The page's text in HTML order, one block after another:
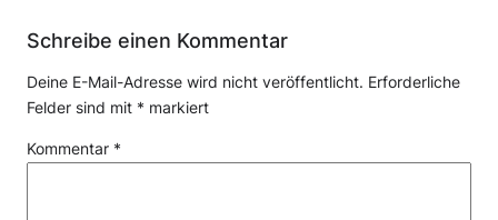
Schreibe einen Kommentar
Deine E-Mail-Adresse wird nicht veröffentlicht. Erforderliche
Felder sind mit * markiert
Kommentar *